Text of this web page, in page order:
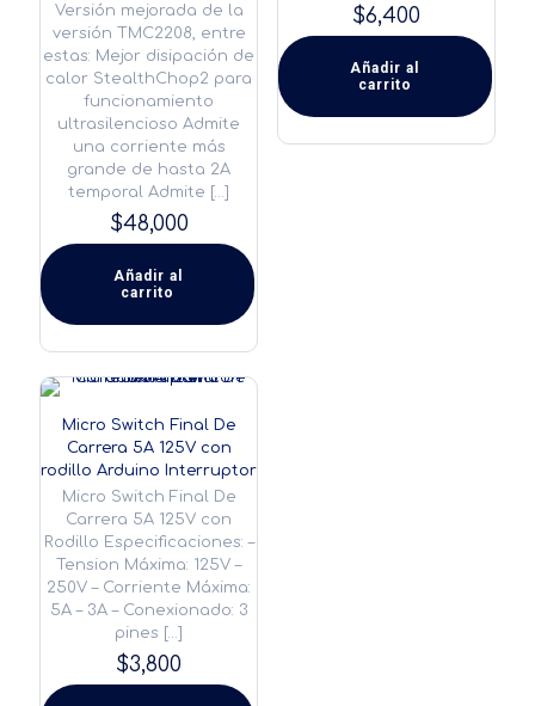
Versión mejorada de la
versión TMC2208, entre
estas: Mejor disipación de
calor StealthChop2 para
funcionamiento
ultrasilencioso Admite
una corriente más
grande de hasta 2A
temporal Admite […]
$48,000
Añadir al
carrito
$6,400
Añadir al
carrito
Micro Switch Final De
Carrera 5A 125V con
rodillo Arduino Interruptor
Micro Switch Final De
Carrera 5A 125V con
Rodillo Especificaciones: –
Tension Máxima: 125V –
250V – Corriente Máxima:
5A – 3A – Conexionado: 3
pines […]
$3,800